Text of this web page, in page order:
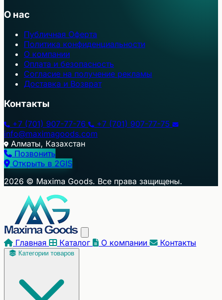
О нас
Публичная Оферта
Политика конфиденциальности
О компании
Оплата и безопасность
Согласие на получение рекламы
Доставка и Возврат
Контакты
+7 (701) 907-77-76
+7 (701) 907-77-75
info@maximagoods.com
Алматы, Казахстан
Позвонить
+
−
Открыть в 2GIS
2026 © Maxima Goods. Все права защищены.
Главная Каталог О компании Контакты
Категории товаров